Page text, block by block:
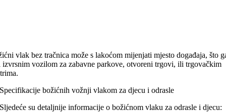
vlak bez tračnica može s lakoćom mijenjati mjesto događaja, što
izvrsnim vozilom za zabavne parkove, otvoreni trgovi, ili trgovačkim
Specifikacije božićnih vožnji vlakom za djecu i odrasle
Sljedeće su detaljnije informacije o božićnom vlaku za odrasle i djecu: